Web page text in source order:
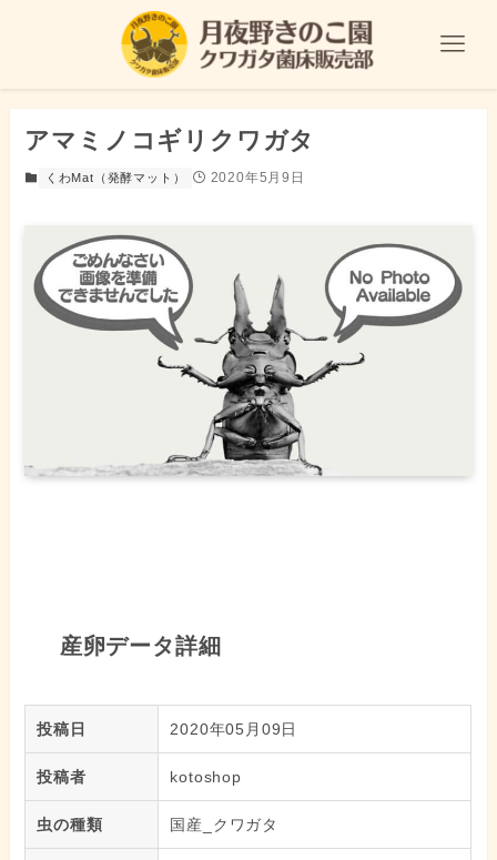
アマミノコギリクワガタ
くわMat（発酵マット） 2020年5月9日
産卵データ詳細
投稿日 2020年05月09日
投稿者 kotoshop
虫の種類 国産_クワガタ